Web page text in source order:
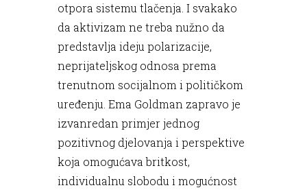
otpora sistemu tlačenja. I svakako
da aktivizam ne treba nužno da
predstavlja ideju polarizacije,
neprijateljskog odnosa prema
trenutnom socijalnom i političkom
uređenju. Ema Goldman zapravo je
izvanredan primjer jednog
pozitivnog djelovanja i perspektive
koja omogućava britkost,
individualnu slobodu i mogućnost